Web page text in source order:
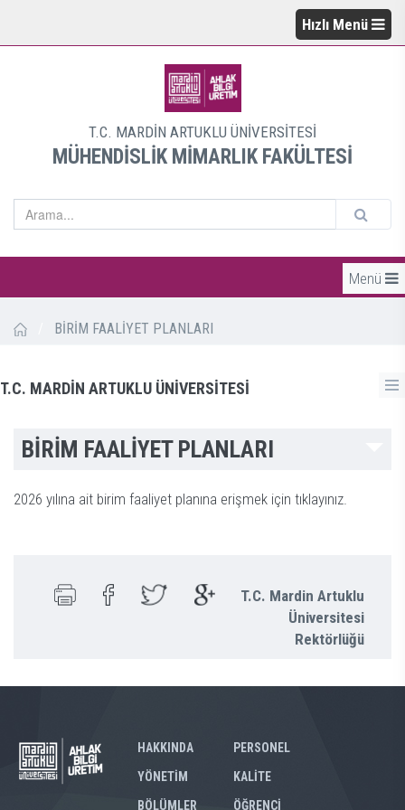
Hızlı Menü
T.C. MARDİN ARTUKLU ÜNİVERSİTESİ
MÜHENDİSLİK MİMARLIK FAKÜLTESİ
Menü
BİRİM FAALİYET PLANLARI
T.C. MARDİN ARTUKLU ÜNİVERSİTESİ
BİRİM FAALİYET PLANLARI
2026 yılına ait birim faaliyet planına erişmek için tıklayınız.
T.C. Mardin Artuklu
Üniversitesi
Rektörlüğü
HAKKINDA
YÖNETİM
BÖLÜMLER
PERSONEL
KALİTE
ÖĞRENCİ